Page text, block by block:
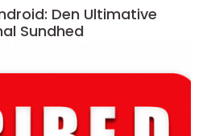
Den Ultimative
Sundhed